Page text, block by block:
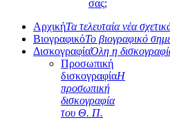
σας;
ΑρχικήΤα τελευταία νέα
ΒιογραφικόΤο βιογραφικό
ΔισκογραφίαΌλη η
Προσωπική
δισκογραφίαΗ
προσωπική
δισκογραφία
του Θ. Π.